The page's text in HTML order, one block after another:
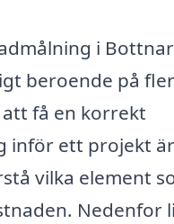
i
beroende på
få en korrekt
inför ett projekt
vilka element
Nedenfor